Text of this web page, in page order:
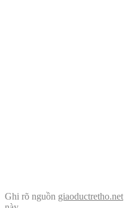
Ghi rõ nguồn giaoductretho.net